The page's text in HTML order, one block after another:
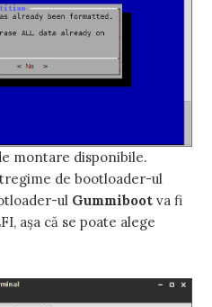
montare disponibile.
de bootloader-ul
ul Gummiboot va fi
aşa că se poate alege